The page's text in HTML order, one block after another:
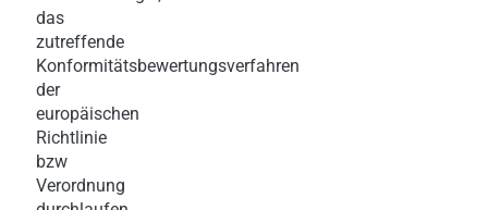
das
zutreffende
Konformitätsbewertungsverfahren
der
europäischen
Richtlinie
bzw
Verordnung